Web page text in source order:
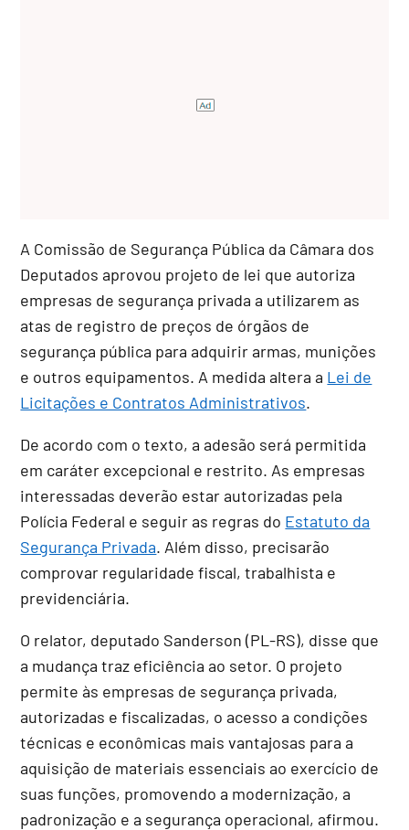
A Comissão de Segurança Pública da Câmara dos
Deputados aprovou projeto de lei que autoriza
empresas de segurança privada a utilizarem as
atas de registro de preços de órgãos de
segurança pública para adquirir armas, munições
e outros equipamentos. A medida altera a Lei de
Licitações e Contratos Administrativos.
De acordo com o texto, a adesão será permitida
em caráter excepcional e restrito. As empresas
interessadas deverão estar autorizadas pela
Polícia Federal e seguir as regras do Estatuto da
Segurança Privada. Além disso, precisarão
comprovar regularidade fiscal, trabalhista e
previdenciária.
O relator, deputado Sanderson (PL-RS), disse que
a mudança traz eficiência ao setor. O projeto
permite às empresas de segurança privada,
autorizadas e fiscalizadas, o acesso a condições
técnicas e econômicas mais vantajosas para a
aquisição de materiais essenciais ao exercício de
suas funções, promovendo a modernização, a
padronização e a segurança operacional, afirmou.